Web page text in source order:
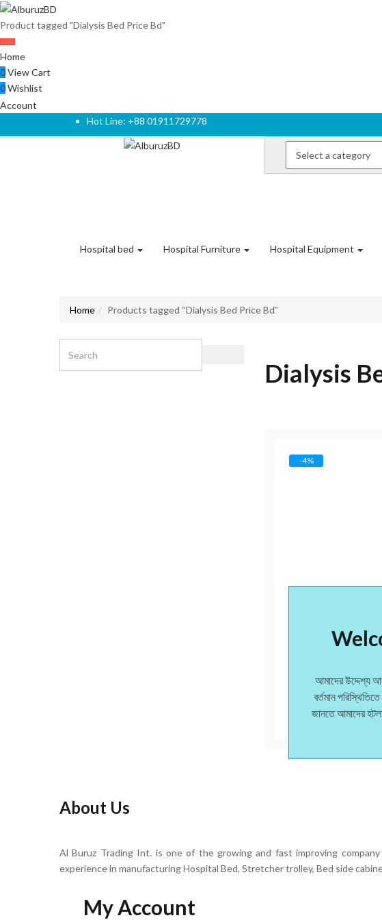
Product tagged "Dialysis Bed Price Bd"
Home
0View Cart
0Wishlist
Account
Hot Line: +88 01911729778
Hospital bed Hospital Furniture Hospital Equipment
Home
Products tagged “Dialysis Bed Price Bd”
Dialysis
-4%
Dialysis-Bed
(0)
130,000.00
৳
৳
About Us
Al Buruz Trading Int. is one of the growing and fast improving
experience in manufacturing Hospital Bed, Stretcher trolley, Bed side
My Account
আমাদের উদ্দেশ্য
বর্তমান
জানতে আমাদের